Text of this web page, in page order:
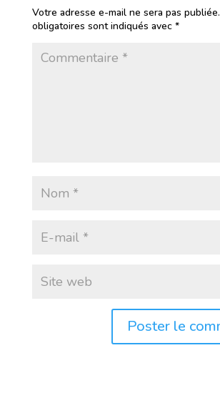
Votre adresse e-mail ne sera pas publiée.
obligatoires sont indiqués avec *